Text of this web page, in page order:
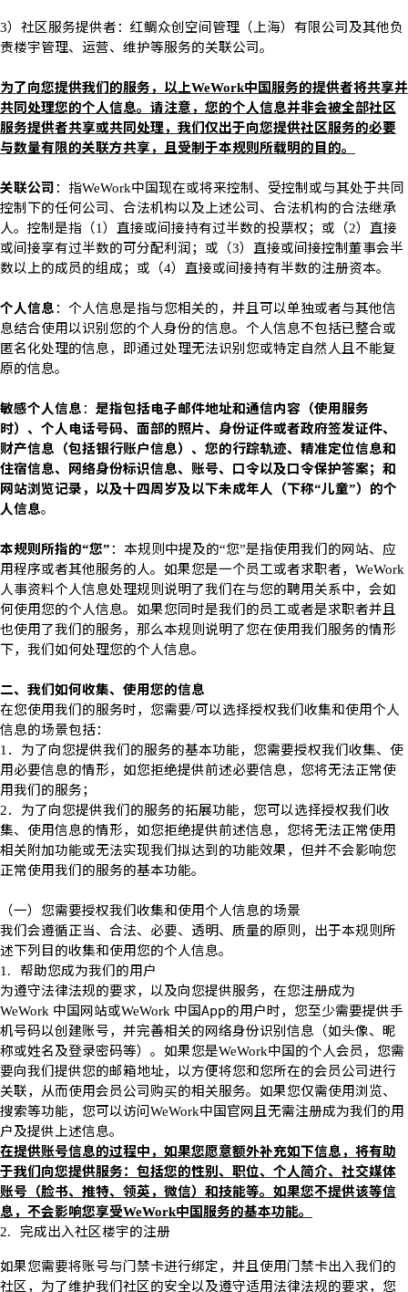
3）社区服务提供者：红鲷众创空间管理（上海）有限公司及其他负
责楼宇管理、运营、维护等服务的关联公司。
为了向您提供我们的服务，以上WeWork中国服务的提供者将共享并
共同处理您的个人信息。请注意，您的个人信息并非会被全部社区
服务提供者共享或共同处理，我们仅出于向您提供社区服务的必要
与数量有限的关联方共享，且受制于本规则所载明的目的。
关联公司 ：指WeWork中国现在或将来控制、受控制或与其处于共同
控制下的任何公司、合法机构以及上述公司、合法机构的合法继承
人。控制是指（1）直接或间接持有过半数的投票权；或（2）直接
或间接享有过半数的可分配利润；或（3）直接或间接控制董事会半
数以上的成员的组成；或（4）直接或间接持有半数的注册资本。
个人信息 ：个人信息是指与您相关的，并且可以单独或者与其他信
息结合使用以识别您的个人身份的信息。个人信息不包括已整合或
匿名化处理的信息，即通过处理无法识别您或特定自然人且不能复
原的信息。
敏感个人信息 ： 是指包括电子邮件地址和通信内容（使用服务
时）、个人电话号码、面部的照片、身份证件或者政府签发证件、
财产信息（包括银行账户信息）、您的行踪轨迹、精准定位信息和
住宿信息、网络身份标识信息、账号、口令以及口令保护答案；和
网站浏览记录，以及十四周岁及以下未成年人（下称“儿童”）的个
人信息。
本规则所指的“您” ：本规则中提及的“您”是指使用我们的网站、应
用程序或者其他服务的人。如果您是一个员工或者求职者， WeWork
人事资料个人信息处理规则说明了我们在与您的聘用关系中，会如
何使用您的个人信息。如果您同时是我们的员工或者是求职者并且
也使用了我们的服务，那么本规则说明了您在使用我们服务的情形
下，我们如何处理您的个人信息。
二、我们如何收集、使用您的信息
在您使用我们的服务时，您需要/可以选择授权我们收集和使用个人
信息的场景包括：
1 ．为了向您提供我们的服务的基本功能，您需要授权我们收集、使
用必要信息的情形，如您拒绝提供前述必要信息，您将无法正常使
用我们的服务；
2．为了向您提供我们的服务的拓展功能，您可以选择授权我们收
集、使用信息的情形，如您拒绝提供前述信息，您将无法正常使用
相关附加功能或无法实现我们拟达到的功能效果，但并不会影响您
正常使用我们的服务的基本功能。
（一）您需要授权我们收集和使用个人信息的场景
我们会遵循正当、合法、必要、透明、质量的原则，出于本规则所
述下列目的收集和使用您的个人信息。
1.
帮助您成为我们的用户
为遵守法律法规的要求，以及向您提供服务，在您注册成为
WeWork 中国网站或WeWork 中国App的用户时，您至少需要提供手
机号码以创建账号，并完善相关的网络身份识别信息（如头像、昵
称或姓名及登录密码等）。如果您是WeWork中国的个人会员，您需
要向我们提供您的邮箱地址，以方便将您和您所在的会员公司进行
关联，从而使用会员公司购买的相关服务。如果您仅需使用浏览、
搜索等功能，您可以访问WeWork中国官网且无需注册成为我们的用
户及提供上述信息。
在提供账号信息的过程中，如果您愿意额外补充如下信息，将有助
于我们向您提供服务：包括您的性别、职位、个人简介、社交媒体
账号（脸书、推特、领英，微信）和技能等。如果您不提供该等信
息，不会影响您享受WeWork中国服务的基本功能。
2. 完成出入社区楼宇的注册
如果您需要将账号与门禁卡进行绑定，并且使用门禁卡出入我们的
社区，为了维护我们社区的安全以及遵守适用法律法规的要求，您